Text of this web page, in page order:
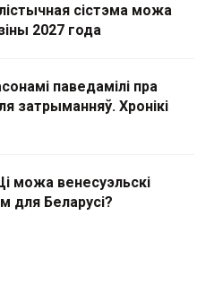
сістэма можа
2027 года
паведамілі пра
затрыманняў. Хронікі
можа венесуэльскі
для Беларусі?